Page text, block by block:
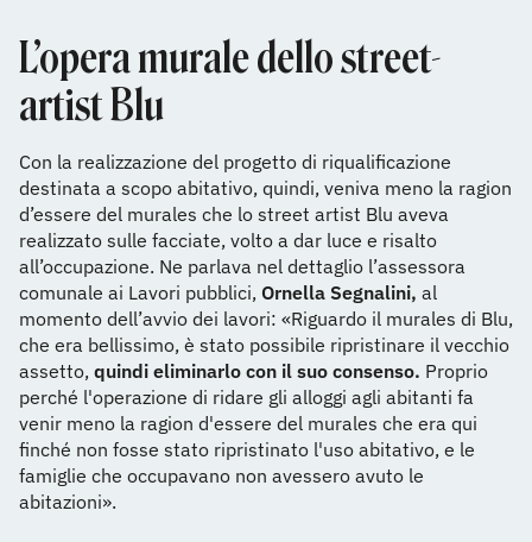
L’opera murale dello street-
artist Blu
Con la realizzazione del progetto di riqualificazione
destinata a scopo abitativo, quindi, veniva meno la ragion
d’essere del murales che lo street artist Blu aveva
realizzato sulle facciate, volto a dar luce e risalto
all’occupazione. Ne parlava nel dettaglio l’assessora
comunale ai Lavori pubblici, Ornella Segnalini, al
momento dell’avvio dei lavori: «Riguardo il murales di Blu,
che era bellissimo, è stato possibile ripristinare il vecchio
assetto, quindi eliminarlo con il suo consenso. Proprio
perché l'operazione di ridare gli alloggi agli abitanti fa
venir meno la ragion d'essere del murales che era qui
finché non fosse stato ripristinato l'uso abitativo, e le
famiglie che occupavano non avessero avuto le
abitazioni».